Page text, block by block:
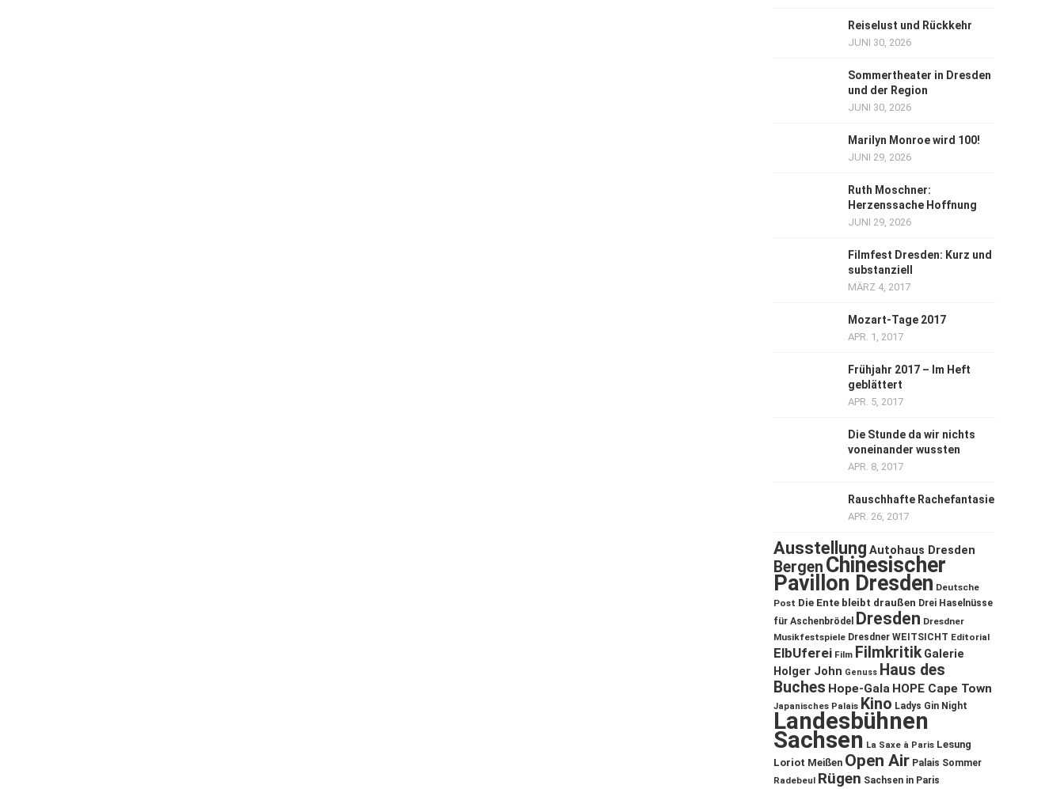
Reiselust und Rückkehr
JUNI 30, 2026
Sommertheater in Dresden
und der Region
JUNI 30, 2026
Marilyn Monroe wird 100!
JUNI 29, 2026
Ruth Moschner:
Herzenssache Hoffnung
JUNI 29, 2026
Filmfest Dresden: Kurz und
substanziell
MÄRZ 4, 2017
Mozart-Tage 2017
APR. 1, 2017
Frühjahr 2017 – Im Heft
geblättert
APR. 5, 2017
Die Stunde da wir nichts
voneinander wussten
APR. 8, 2017
Rauschhafte Rachefantasie
APR. 26, 2017
Ausstellung Autohaus Dresden
Bergen Chinesischer
Pavillon Dresden Deutsche
Post Die Ente bleibt draußen Drei Haselnüsse
für Aschenbrödel
Dresden Dresdner
Musikfestspiele Dresdner WEITSICHT Editorial
ElbUferei Film Filmkritik Galerie
Holger John Genuss Haus des
Buches Hope-Gala HOPE Cape Town
Japanisches Palais Kino Ladys Gin Night
Landesbühnen
Sachsen La Saxe à Paris Lesung
Loriot Meißen Open Air Palais Sommer
Radebeul Rügen Sachsen in Paris